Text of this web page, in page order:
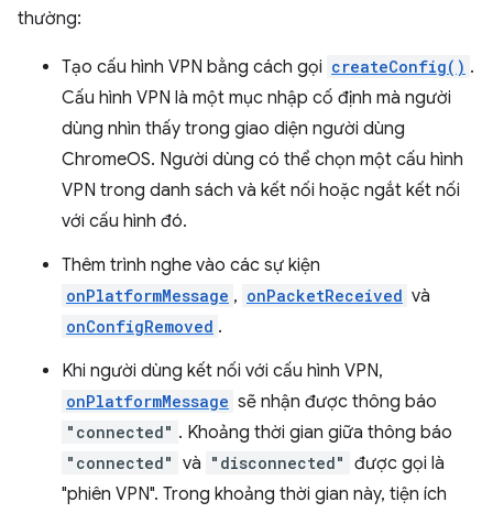
thường:
Tạo cấu hình VPN bằng cách gọi createConfig() .
Cấu hình VPN là một mục nhập cố định mà người
dùng nhìn thấy trong giao diện người dùng
ChromeOS. Người dùng có thể chọn một cấu hình
VPN trong danh sách và kết nối hoặc ngắt kết nối
với cấu hình đó.
Thêm trình nghe vào các sự kiện
onPlatformMessage , onPacketReceived và
onConfigRemoved .
Khi người dùng kết nối với cấu hình VPN,
onPlatformMessage sẽ nhận được thông báo
"connected" . Khoảng thời gian giữa thông báo
"connected" và "disconnected" được gọi là
"phiên VPN". Trong khoảng thời gian này, tiện ích